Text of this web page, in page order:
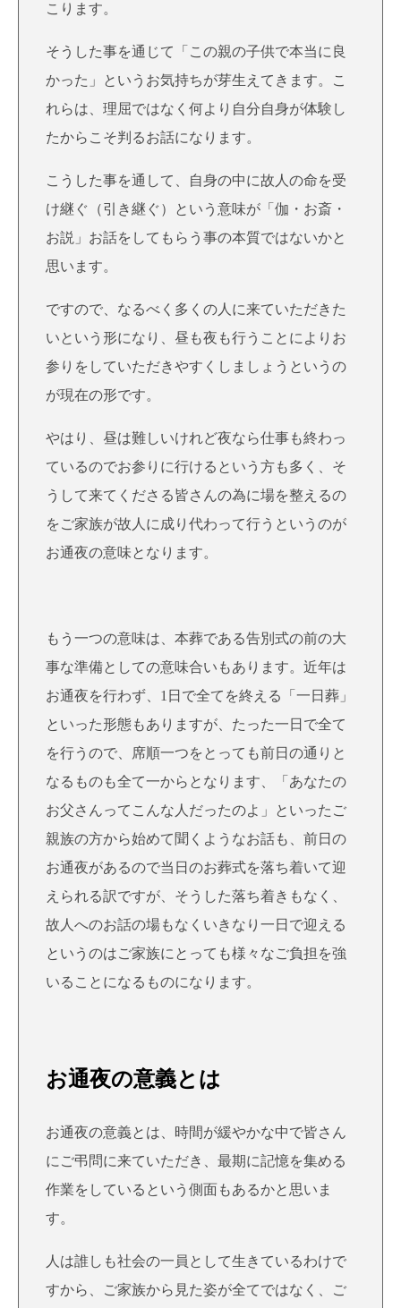
こります。
そうした事を通じて「この親の子供で本当に良
かった」というお気持ちが芽生えてきます。こ
れらは、理屈ではなく何より自分自身が体験し
たからこそ判るお話になります。
こうした事を通して、自身の中に故人の命を受
け継ぐ（引き継ぐ）という意味が「伽・お斎・
お説」お話をしてもらう事の本質ではないかと
思います。
ですので、なるべく多くの人に来ていただきた
いという形になり、昼も夜も行うことによりお
参りをしていただきやすくしましょうというの
が現在の形です。
やはり、昼は難しいけれど夜なら仕事も終わっ
ているのでお参りに行けるという方も多く、そ
うして来てくださる皆さんの為に場を整えるの
をご家族が故人に成り代わって行うというのが
お通夜の意味となります。
もう一つの意味は、本葬である告別式の前の大
事な準備としての意味合いもあります。近年は
お通夜を行わず、1日で全てを終える「一日葬」
といった形態もありますが、たった一日で全て
を行うので、席順一つをとっても前日の通りと
なるものも全て一からとなります、「あなたの
お父さんってこんな人だったのよ」といったご
親族の方から始めて聞くようなお話も、前日の
お通夜があるので当日のお葬式を落ち着いて迎
えられる訳ですが、そうした落ち着きもなく、
故人へのお話の場もなくいきなり一日で迎える
というのはご家族にとっても様々なご負担を強
いることになるものになります。
お通夜の意義とは
お通夜の意義とは、時間が緩やかな中で皆さん
にご弔問に来ていただき、最期に記憶を集める
作業をしているという側面もあるかと思いま
す。
人は誰しも社会の一員として生きているわけで
すから、ご家族から見た姿が全てではなく、ご